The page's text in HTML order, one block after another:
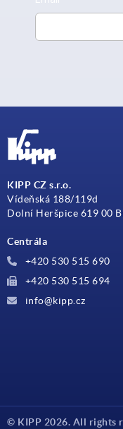
KIPP CZ s.r.o.
Vídeňská 188/119d
Dolní Heršpice 619 00
Centrála
+420 530 515 690
+420 530 515 694
info@kipp.cz
© KIPP 2026. All rights